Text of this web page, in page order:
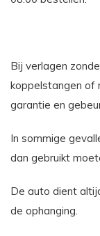
Bij verlagen
koppelstangen of
garantie en
In sommige
dan gebruikt
De auto dient
de ophanging.